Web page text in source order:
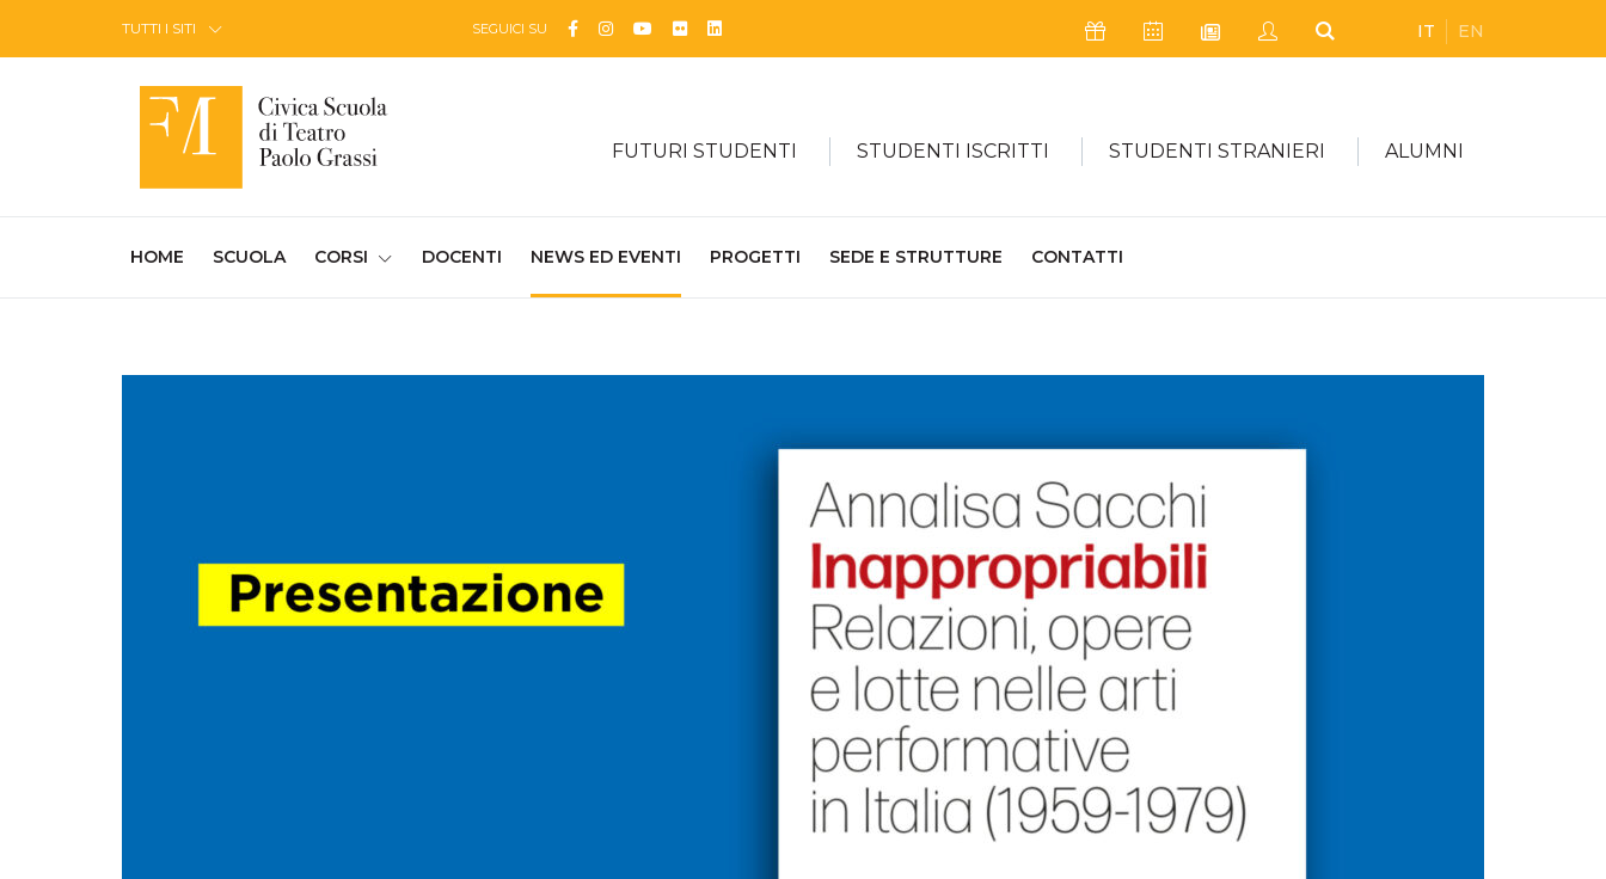
TUTTI I SITI SEGUICI SU Facebook
Instagram
YouTube
FlickrLinkedin Icona SostieniciIcona Calendario Eventi
Icona Newsletter
Icona My Civica
Icona Cerca
IT EN
FUTURI STUDENTI STUDENTI ISCRITTI STUDENTI STRANIERI ALUMNI
HOME (CURRENT)
SCUOLA CORSI DOCENTI NEWS ED EVENTI PROGETTI SEDE E STRUTTURE CONTATTI